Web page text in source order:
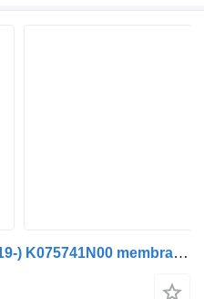
Knorr-Bremse eCollect (01.19-) K075741N00 membranska opruga kočionog cilindra za Dennis eCollect Terberg YT Magtec (2019-) tegljača